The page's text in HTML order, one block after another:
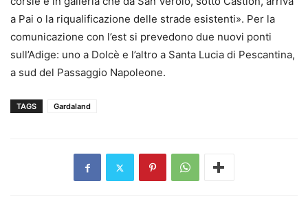
a Pai o la riqualificazione delle strade esistenti». Per la
comunicazione con l’est si prevedono due nuovi ponti
sull’Adige: uno a Dolcè e l’altro a Santa Lucia di Pescantina,
a sud del Passaggio Napoleone.
TAGS Gardaland